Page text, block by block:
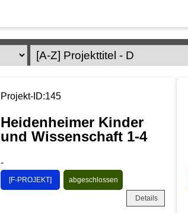
Projekt-ID:145
Heidenheimer Kinder
und Wissenschaft 1-4
-
[F-PROJEKT] abgeschlossen
Details